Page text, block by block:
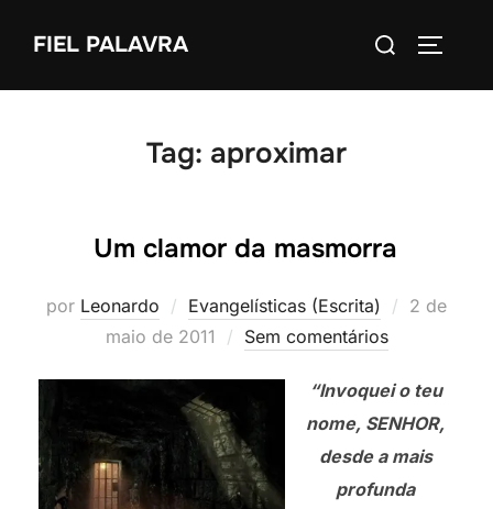
FIEL PALAVRA
Pesquisar
Tag: aproximar
Um clamor da masmorra
por Leonardo Evangelísticas (Escrita)
Postado
2 de
maio de 2011
Sem comentários
“Invoquei o teu
nome, SENHOR,
desde a mais
profunda